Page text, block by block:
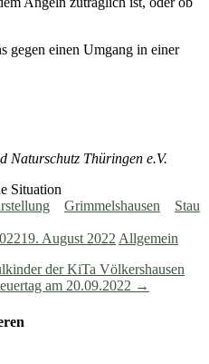
gegen einen Umgang in einer
Naturschutz Thüringen e.V.
Situation
Grimmelshausen
Stau
19. August 2022 Allgemein
der KiTa Völkershausen
am 20.09.2022 →